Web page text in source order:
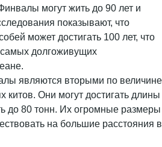
могут жить до 90 лет и
показывают, что
может достигать 100 лет, что
долгоживущих
являются вторыми по величине
китов. Они могут достигать длины
до 80 тонн. Их огромные размеры
на большие расстояния в